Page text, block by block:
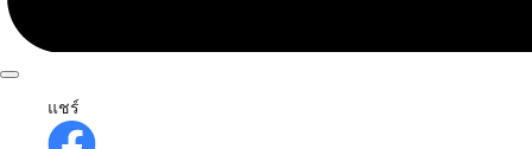
แชร์